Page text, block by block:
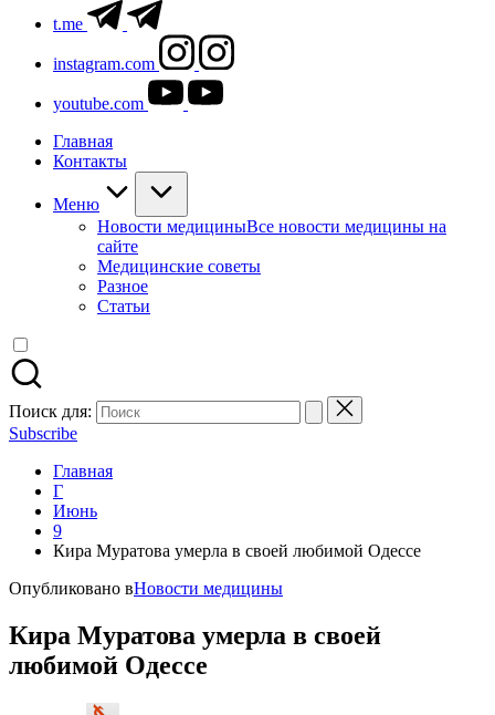
t.me
instagram.com
youtube.com
Главная
Контакты
Меню
Новости медициныВсе новости медицины на
сайте
Медицинские советы
Разное
Статьи
Поиск для:
Subscribe
Главная
Г
Июнь
9
Кира Муратова умерла в своей любимой Одессе
Опубликовано вНовости медицины
Кира Муратова умерла в своей
любимой Одессе